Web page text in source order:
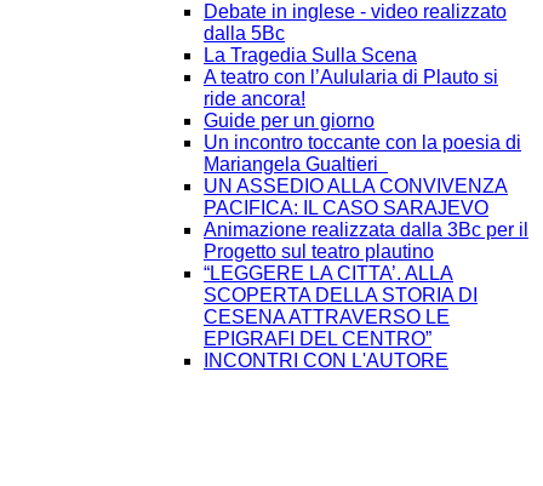
Debate in inglese - video realizzato
dalla 5Bc
La Tragedia Sulla Scena
A teatro con l’Aulularia di Plauto si
ride ancora!
Guide per un giorno
Un incontro toccante con la poesia di
Mariangela Gualtieri
UN ASSEDIO ALLA CONVIVENZA
PACIFICA: IL CASO SARAJEVO
Animazione realizzata dalla 3Bc per il
Progetto sul teatro plautino
“LEGGERE LA CITTA’. ALLA
SCOPERTA DELLA STORIA DI
CESENA ATTRAVERSO LE
EPIGRAFI DEL CENTRO”
INCONTRI CON L'AUTORE